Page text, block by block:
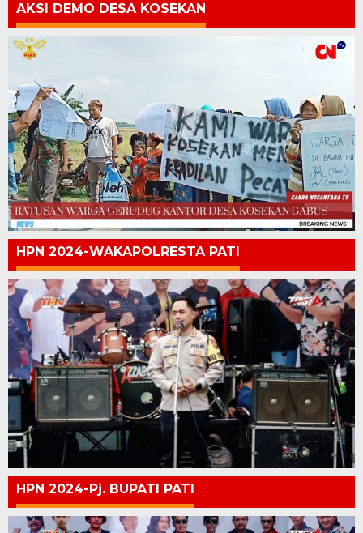
AKSI DEMO DESA KOSEKAN
HPN 2024-WAKAPOLRESTA PATI
HPN 2024-Pj. BUPATI PATI